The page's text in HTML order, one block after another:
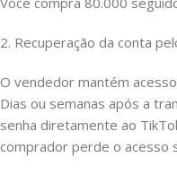
2. Recuperação da conta
O vendedor mantém
Dias ou semanas após a
senha diretamente ao
comprador perde o acesso